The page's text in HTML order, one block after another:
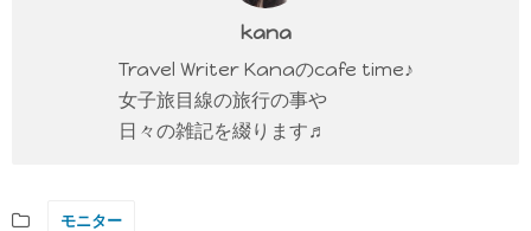
kana
Travel Writer Kanaのcafe time♪
女子旅目線の旅行の事や
日々の雑記を綴ります♬
モニター